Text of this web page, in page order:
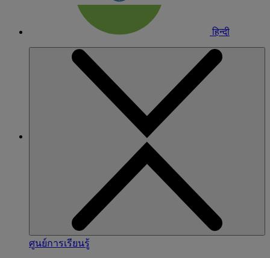
हिन्दी
ศูนย์การเรียนรู้